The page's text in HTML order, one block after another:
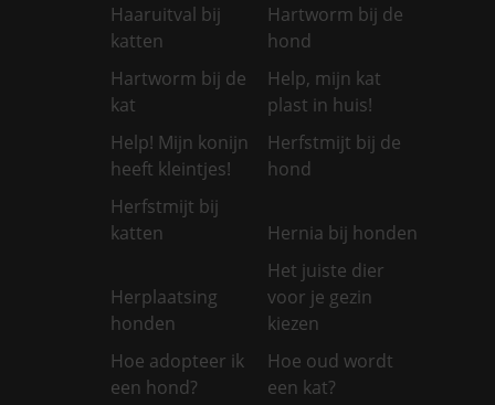
Haaruitval bij
katten
Hartworm bij de
hond
Hartworm bij de
kat
Help, mijn kat
plast in huis!
Help! Mijn konijn
heeft kleintjes!
Herfstmijt bij de
hond
Herfstmijt bij
katten
Hernia bij honden
Herplaatsing
honden
Het juiste dier
voor je gezin
kiezen
Hoe adopteer ik
een hond?
Hoe oud wordt
een kat?